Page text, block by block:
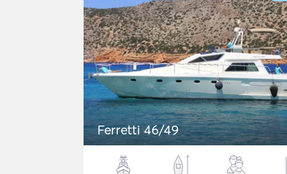
Ferretti 46/49